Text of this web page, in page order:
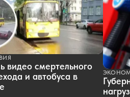
видео смертельного
и автобуса в